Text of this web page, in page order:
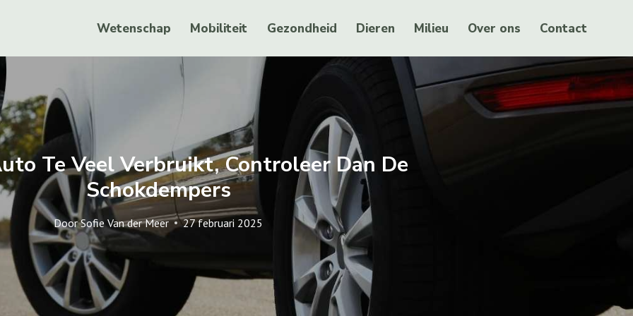
Wetenschap Mobiliteit Gezondheid Dieren Milieu Over ons Contact
Te Veel Verbruikt, Controleer Dan De
Schokdempers
DoorSofie Van der Meer 27 februari 2025